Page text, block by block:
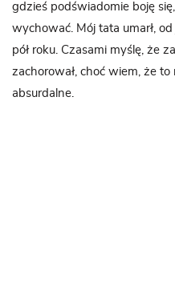
gdzieś podświadomie boję
wychować. Mój tata umarł,
pół roku. Czasami myślę, że
zachorował, choć wiem, że
absurdalne.